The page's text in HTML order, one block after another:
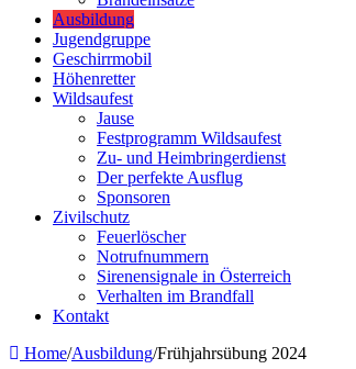
Ausbildung
Jugendgruppe
Geschirrmobil
Höhenretter
Wildsaufest
Jause
Festprogramm Wildsaufest
Zu- und Heimbringerdienst
Der perfekte Ausflug
Sponsoren
Zivilschutz
Feuerlöscher
Notrufnummern
Sirenensignale in Österreich
Verhalten im Brandfall
Kontakt
Home/Ausbildung/Frühjahrsübung 2024